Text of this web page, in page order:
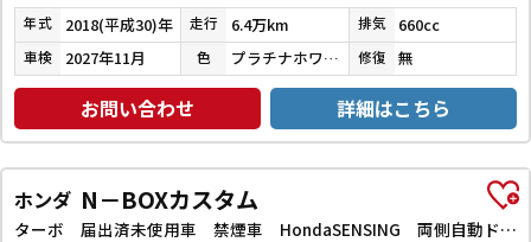
年式 2018(平成30)年 走行 6.4万km 排気 660cc
車検 2027年11月 色 プラチナホワイトパール 修復 無
お問い合わせ 詳細はこちら
ホンダ N－BOXカスタム
ターボ 届出済未使用車 禁煙車 HondaSENSING 両側自動ドア アダプティブクルーズコントロール 電子パーキング 革巻きステアリング パドルシフト 前席シートヒーター LEDヘッドライト スマートキー